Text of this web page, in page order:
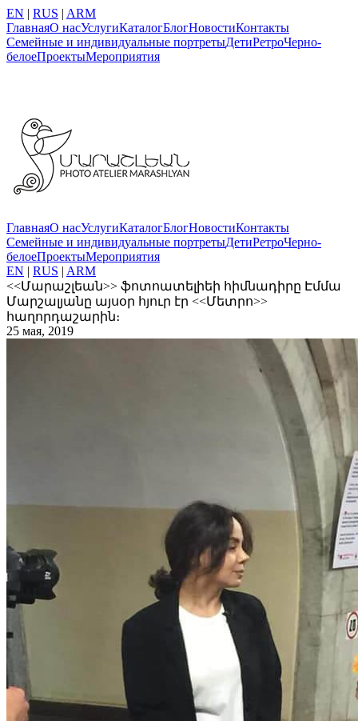
EN | RUS | ARM
ГлавнаяО насУслугиКаталогБлогНовостиКонтакты
Семейные и индивидуальные портретыДетиРетроЧерно-
белоеПроектыМероприятия
ГлавнаяО насУслугиКаталогБлогНовостиКонтакты
Семейные и индивидуальные портретыДетиРетроЧерно-
белоеПроектыМероприятия
EN | RUS | ARM
<<Մարաշլեան>> ֆոտոատելիեի հիմնադիրը Էմմա
Մարշալյանը այսօր հյուր էր <<Մետրո>>
հաղորդաշարին։
25 мая, 2019